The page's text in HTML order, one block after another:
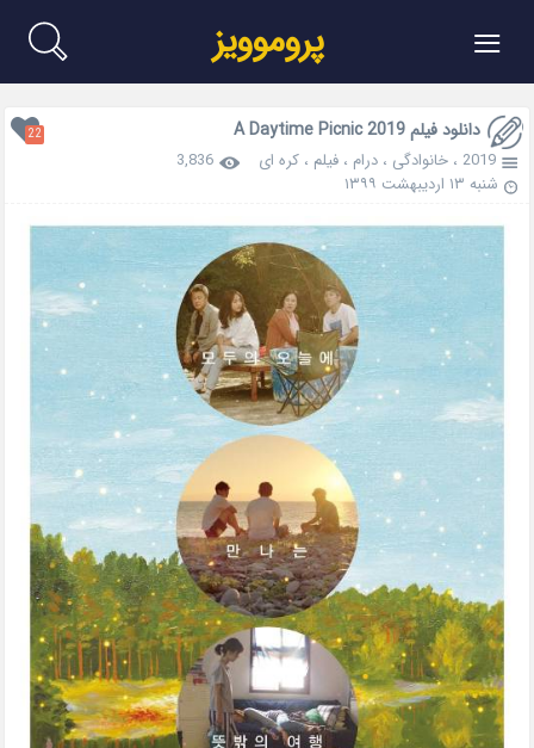
≡ پروموویز
دانلود فیلم A Daytime Picnic 2019 22
2019 ،خانوادگی ،درام ،فیلم ،کره ای
3,836
شنبه ۱۳ اردیبهشت ۱۳۹۹